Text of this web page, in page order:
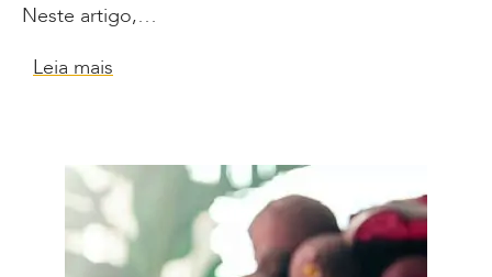
Neste artigo,…
Leia mais